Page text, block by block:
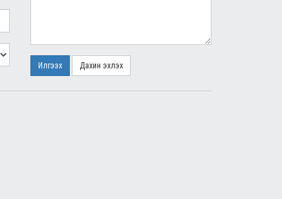
Илгээх Дахин эхлэх